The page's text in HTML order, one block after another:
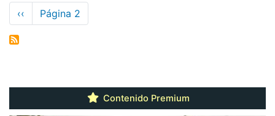
Paginación
Página
anterior
‹‹ Página 2
Contenido Premium